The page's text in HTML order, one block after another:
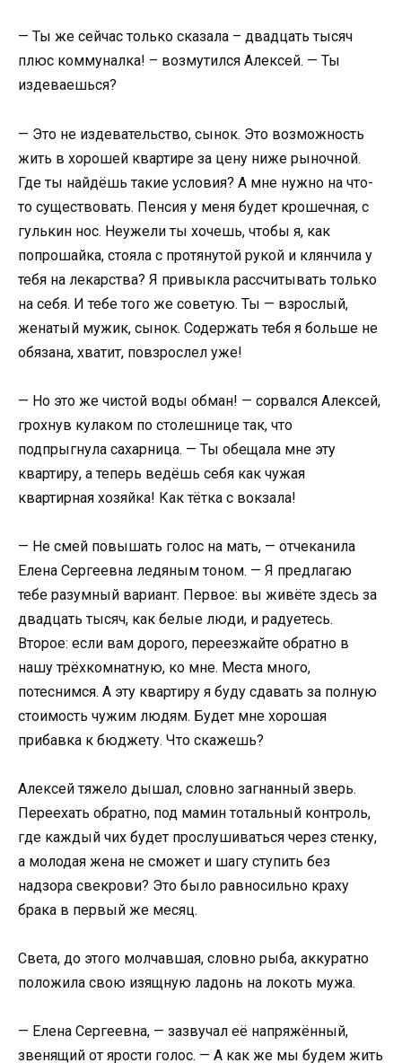
— Ты же сейчас только сказала – двадцать тысяч
плюс коммуналка! – возмутился Алексей. — Ты
издеваешься?
— Это не издевательство, сынок. Это возможность
жить в хорошей квартире за цену ниже рыночной.
Где ты найдёшь такие условия? А мне нужно на что-
то существовать. Пенсия у меня будет крошечная, с
гулькин нос. Неужели ты хочешь, чтобы я, как
попрошайка, стояла с протянутой рукой и клянчила у
тебя на лекарства? Я привыкла рассчитывать только
на себя. И тебе того же советую. Ты — взрослый,
женатый мужик, сынок. Содержать тебя я больше не
обязана, хватит, повзрослел уже!
— Но это же чистой воды обман! — сорвался Алексей,
грохнув кулаком по столешнице так, что
подпрыгнула сахарница. — Ты обещала мне эту
квартиру, а теперь ведёшь себя как чужая
квартирная хозяйка! Как тётка с вокзала!
— Не смей повышать голос на мать, — отчеканила
Елена Сергеевна ледяным тоном. — Я предлагаю
тебе разумный вариант. Первое: вы живёте здесь за
двадцать тысяч, как белые люди, и радуетесь.
Второе: если вам дорого, переезжайте обратно в
нашу трёхкомнатную, ко мне. Места много,
потеснимся. А эту квартиру я буду сдавать за полную
стоимость чужим людям. Будет мне хорошая
прибавка к бюджету. Что скажешь?
Алексей тяжело дышал, словно загнанный зверь.
Переехать обратно, под мамин тотальный контроль,
где каждый чих будет прослушиваться через стенку,
а молодая жена не сможет и шагу ступить без
надзора свекрови? Это было равносильно краху
брака в первый же месяц.
Света, до этого молчавшая, словно рыба, аккуратно
положила свою изящную ладонь на локоть мужа.
— Елена Сергеевна, — зазвучал её напряжённый,
звенящий от ярости голос. — А как же мы будем жить